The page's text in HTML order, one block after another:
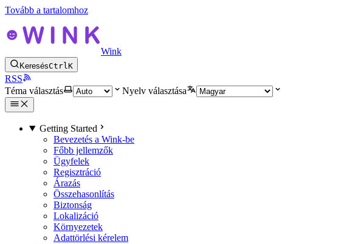
Tovább a tartalomhoz
Wink
KeresésCtrlK
RSS
Téma választás
Nyelv választása
Getting Started
Bevezetés a Wink-be
Főbb jellemzők
Ügyfelek
Regisztráció
Árazás
Összehasonlítás
Biztonság
Lokalizáció
Környezetek
Adattörlési kérelem